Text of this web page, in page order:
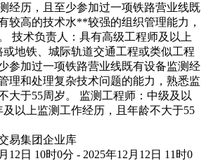
经历，且至少参加过一项铁路营业线既
较高的技术水**较强的组织管理能力，
技术负责人：具有高级工程师及以上
地铁、城际轨道交通工程或类似工程
参加过一项铁路营业线既有设备监测经
理和处理复杂技术问题的能力，熟悉监
大于55周岁。 监测工程师：中级及以
及以上监测工作经历，且年龄不大于55
易集团企业库
12日 10时0分 - 2025年12月12日 11时0